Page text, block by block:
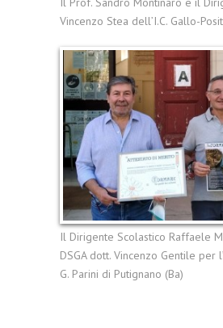
Vincenzo Stea dell’I.C. Gallo-
Il Dirigente Scolastico Raffaele
DSGA dott. Vincenzo Gentile per
G. Parini di Putignano (Ba)